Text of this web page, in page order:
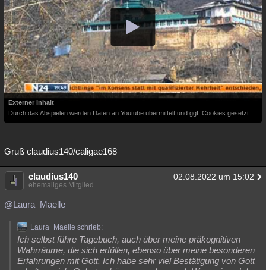
Externer Inhalt
Durch das Abspielen werden Daten an Youtube übermittelt und ggf. Cookies gesetzt.
Gruß claudius140/caligae168
claudius140 02.08.2022 um 15:02
ehemaliges Mitglied
@Laura_Maelle
Laura_Maelle schrieb:
Ich selbst führe Tagebuch, auch über meine präkognitiven
Wahrräume, die sich erfüllen, ebenso über meine besonderen
Erfahrungen mit Gott. Ich habe sehr viel Bestätigung von Gott